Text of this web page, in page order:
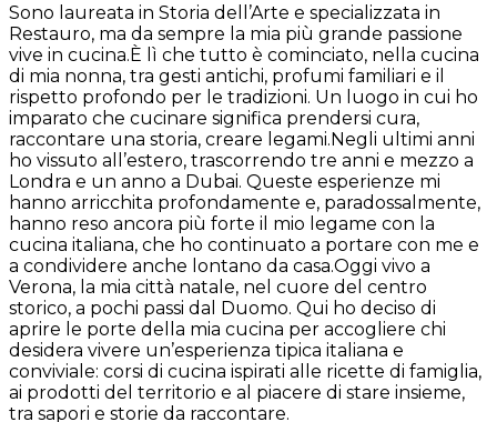
Sono laureata in Storia dell’Arte e specializzata in
Restauro, ma da sempre la mia più grande passione
vive in cucina.È lì che tutto è cominciato, nella cucina
di mia nonna, tra gesti antichi, profumi familiari e il
rispetto profondo per le tradizioni. Un luogo in cui ho
imparato che cucinare significa prendersi cura,
raccontare una storia, creare legami.Negli ultimi anni
ho vissuto all’estero, trascorrendo tre anni e mezzo a
Londra e un anno a Dubai. Queste esperienze mi
hanno arricchita profondamente e, paradossalmente,
hanno reso ancora più forte il mio legame con la
cucina italiana, che ho continuato a portare con me e
a condividere anche lontano da casa.Oggi vivo a
Verona, la mia città natale, nel cuore del centro
storico, a pochi passi dal Duomo. Qui ho deciso di
aprire le porte della mia cucina per accogliere chi
desidera vivere un’esperienza tipica italiana e
conviviale: corsi di cucina ispirati alle ricette di famiglia,
ai prodotti del territorio e al piacere di stare insieme,
tra sapori e storie da raccontare.